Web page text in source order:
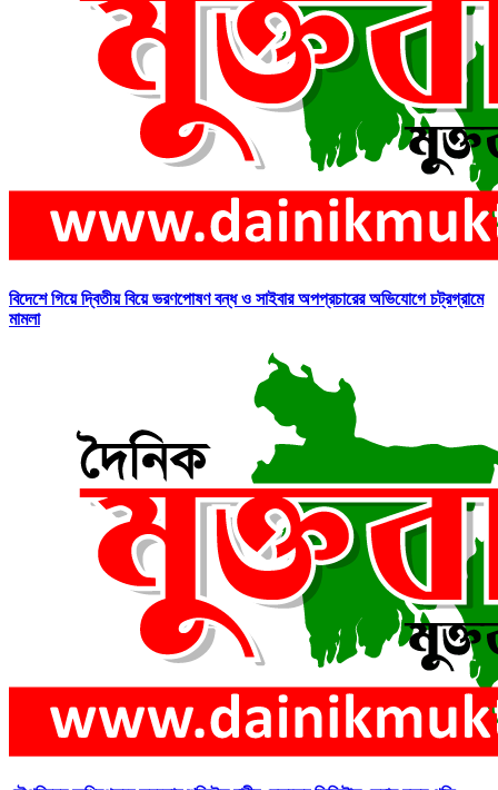
বিদেশে গিয়ে দ্বিতীয় বিয়ে ভরণপোষণ বন্ধ ও সাইবার অপপ্রচারের অভিযোগে চট্রগ্রামে
মামলা